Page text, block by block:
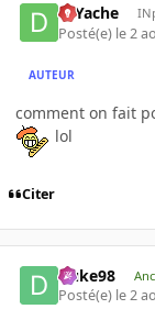
DJYache
Posté(e) le 2
AUTEUR
comment on fait
lol
Citer
Duke98
Posté(e) le 2